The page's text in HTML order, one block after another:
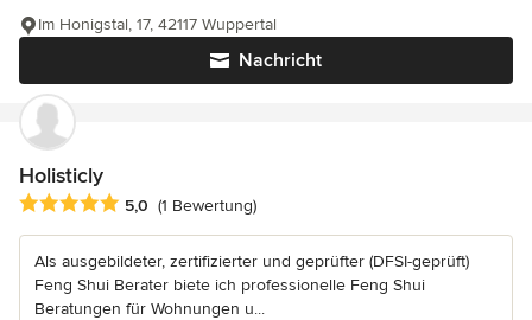
Nachricht
Im Honigstal, 17, 42117 Wuppertal
Holisticly
Durchschnittliche Bewertung: 5 von 5 Sternen
5,0 (1 Bewertung)
Als ausgebildeter, zertifizierter und geprüfter (DFSI-geprüft)
Feng Shui Berater biete ich professionelle Feng Shui
Beratungen für Wohnungen u...